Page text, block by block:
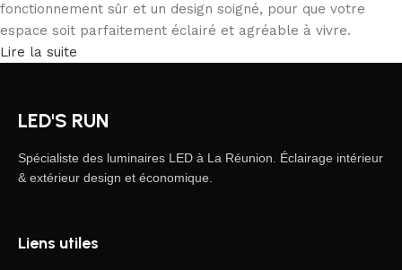
fonctionnement sûr et un design soigné, pour que votre
espace soit parfaitement éclairé et agréable à vivre.
Lire la suite
LED'S RUN
Spécialiste des luminaires LED à La Réunion. Éclairage intérieur
& extérieur design et économique.
Liens utiles